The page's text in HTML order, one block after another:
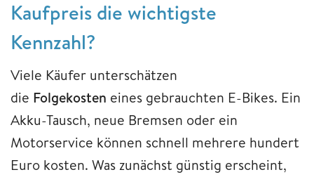
Kaufpreis die wichtigste
Kennzahl?
Viele Käufer unterschätzen
die Folgekosten eines gebrauchten E-Bikes. Ein
Akku-Tausch, neue Bremsen oder ein
Motorservice können schnell mehrere hundert
Euro kosten. Was zunächst günstig erscheint,